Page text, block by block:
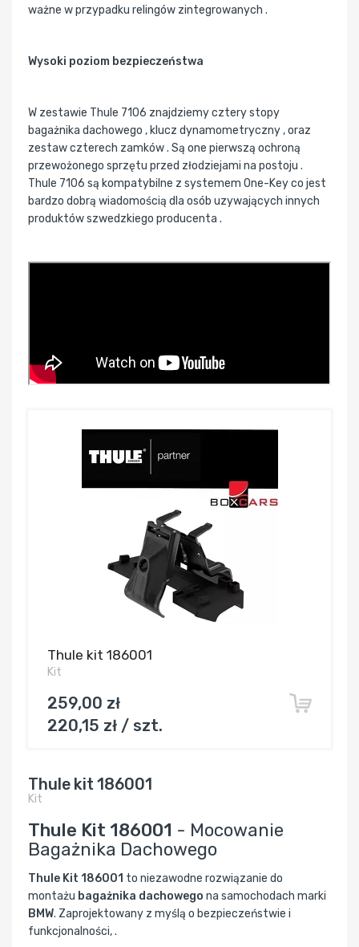
ważne w przypadku relingów zintegrowanych .
Wysoki poziom bezpieczeństwa
W zestawie Thule 7106 znajdziemy cztery stopy
bagażnika dachowego , klucz dynamometryczny , oraz
zestaw czterech zamków . Są one pierwszą ochroną
przewożonego sprzętu przed złodziejami na postoju .
Thule 7106 są kompatybilne z systemem One-Key co jest
bardzo dobrą wiadomością dla osób uzywających innych
produktów szwedzkiego producenta .
Thule kit 186001
Kit
259,00 zł
220,15 zł / szt.
Thule kit 186001
Kit
Thule Kit 186001 - Mocowanie
Bagażnika Dachowego
Thule Kit 186001 to niezawodne rozwiązanie do
montażu bagażnika dachowego na samochodach marki
BMW. Zaprojektowany z myślą o bezpieczeństwie i
funkcjonalności, .